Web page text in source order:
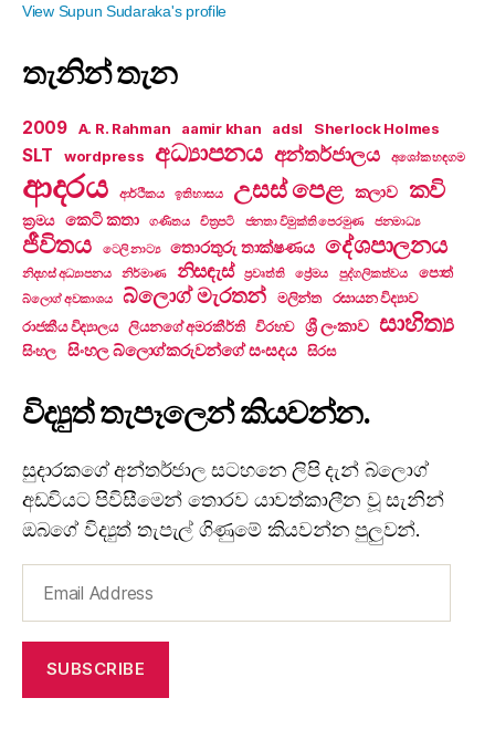
View Supun Sudaraka's profile
තැනින් තැන
2009 A. R. Rahman aamir khan adsl Sherlock Holmes
SLT wordpress අධ්‍යාපනය අන්තර්ජාලය අශෝක හඳගම
ආදරය ආර්ථිකය ඉතිහාසය උසස් පෙළ කලාව කවි
ක්‍රමය කෙටි කතා ගණිතය චිත්‍රපටි ජනතා විමුක්ති පෙරමුණ ජනමාධ්‍ය
ජීවිතය ටෙලි නාට්‍ය තොරතුරු තාක්ෂණය දේශපාලනය
නිදහස් අධ්‍යාපනය නිර්මාණ නිසඳැස් ප්‍රවෘත්ති ප්‍රේමය පුද්ගලිකත්වය පොත්
බ්ලොග් අවකාශය බ්ලොග් මැරතන් මලින්ත
රසායන විද්‍යාව
රාජකීය විද්‍යාලය
ලියනගේ අමරකීර්ති විරහව ශ්‍රී ලංකාව සාහිත්‍ය
සිංහල සිංහල බ්ලොග්කරුවන්ගේ සංසදය සිරස
විද්‍යුත් තැපෑලෙන් කියවන්න.
සුදාරකගේ අන්තර්ජාල සටහනෙ ලිපි දැන් බ්ලොග්
අඩවියට පිවිසීමෙන් තොරව යාවත්කාලීන වූ සැනින්
ඔබගේ විද්‍යුත් තැපැල් ගිණුමේ කියවන්න පුලුවන්.
Address
SUBSCRIBE